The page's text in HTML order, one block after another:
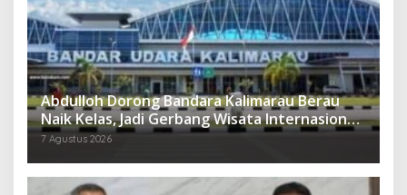
Abdulloh Dorong Bandara Kalimarau Berau
Naik Kelas, Jadi Gerbang Wisata Internasional
Kaltim
7 Agustus 2026